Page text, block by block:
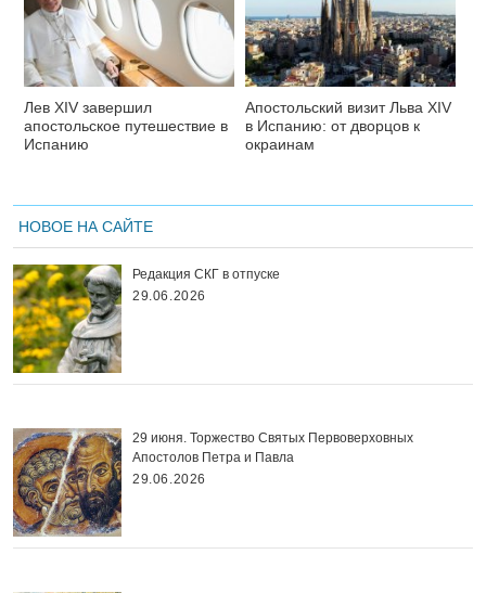
Лев XIV завершил
апостольское путешествие в
Испанию
Апостольский визит Льва XIV
в Испанию: от дворцов к
окраинам
НОВОЕ НА САЙТЕ
Редакция СКГ в отпуске
29.06.2026
29 июня. Торжество Святых Первоверховных
Апостолов Петра и Павла
29.06.2026